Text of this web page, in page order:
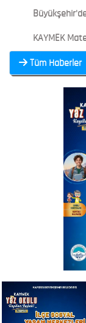
Büyükşehir'den
KAYMEK
Tüm Haberler